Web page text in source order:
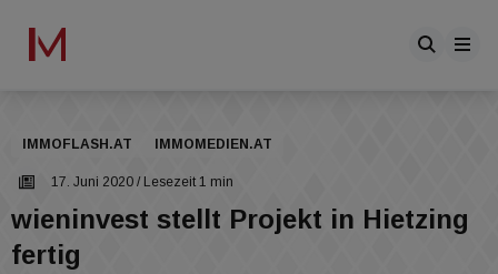
IMMOFLASH.AT IMMOMEDIEN.AT
17. Juni 2020 / Lesezeit 1 min
wieninvest stellt Projekt in Hietzing
fertig